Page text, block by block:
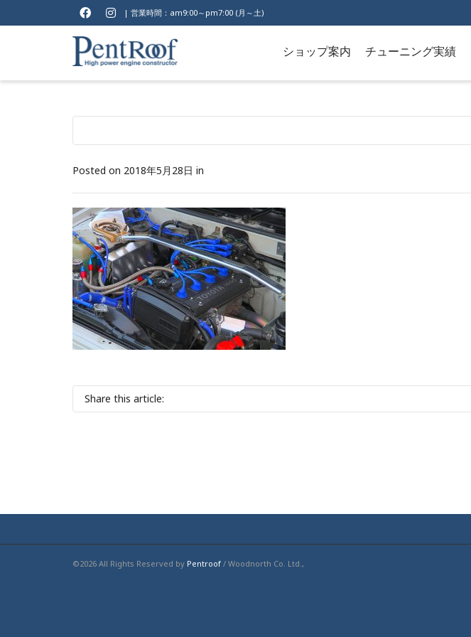
| 営業時間：am9:00～pm7:00 (月～土)
ショップ案内 チューニング実績
Posted on 2018年5月28日 in
Share this article:
©2026 All Rights Reserved by Pentroof / Woodnorth Co. Ltd.,